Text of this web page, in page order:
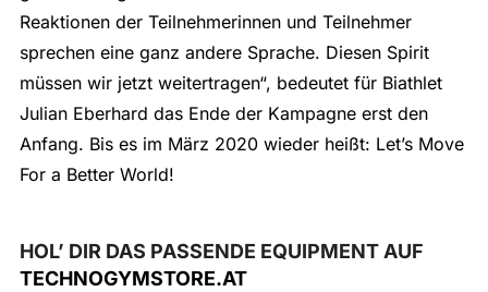
Reaktionen der Teilnehmerinnen und Teilnehmer
sprechen eine ganz andere Sprache. Diesen Spirit
müssen wir jetzt weitertragen“, bedeutet für Biathlet
Julian Eberhard das Ende der Kampagne erst den
Anfang. Bis es im März 2020 wieder heißt: Let’s Move
For a Better World!
HOL’ DIR DAS PASSENDE EQUIPMENT AUF
TECHNOGYMSTORE.AT